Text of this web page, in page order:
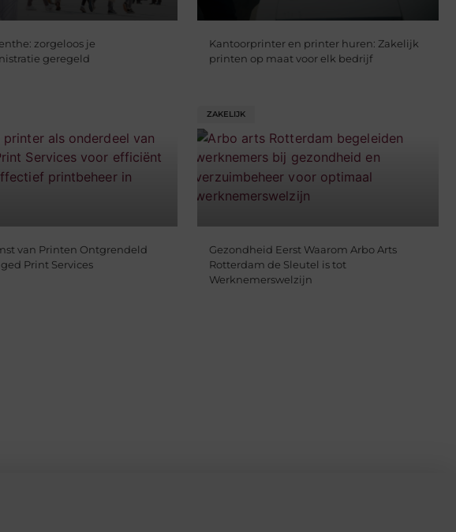
zorgeloos je
geregeld
Kantoorprinter en printer huren: Zakelijk
printen op maat voor elk bedrijf
van Printen Ontgrendeld
Print Services
ZAKELIJK
Gezondheid Eerst Waarom Arbo Arts
Rotterdam de Sleutel is tot
Werknemerswelzijn